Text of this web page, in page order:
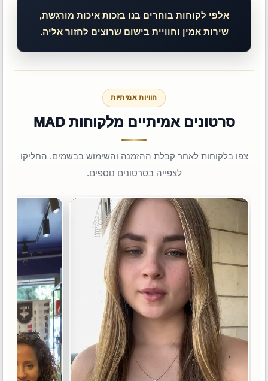
אלפי לקוחות בוחרים בנו בזכות איכות מורגשת,
שירות אמין וחוויית בישום שרוצים לחזור אליה.
חוויות אמיתיות
סרטונים אמיתיים מלקוחות MAD
צפו בלקוחות לאחר קבלת ההזמנה והשימוש בבשמים. החליקו
לצפייה בסרטונים נוספים.